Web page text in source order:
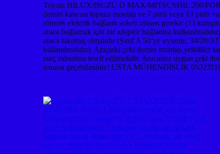
Toyota HILUX/ISUZU D MAX/MITSUSHIL 200/
demiri kancası topuzu montajı ve 7 pinli veya 13 pinli
römork elektrik bağlantı soketi olması gerekir (13
araca bağlamak için bir adaptör bağlantısı
araca takılmış olmalıdır (Sınıf A 50’ye uyumlu, 94/20/
kullanılmalıdır). Araçtaki çeki demiri montajı yetkililer
araç ruhsatına tescil edilmelidir. Aracınıza uygun
temasa geçebilirsiniz! USTA MÜHENDİSLİK